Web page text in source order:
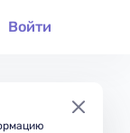
Войти